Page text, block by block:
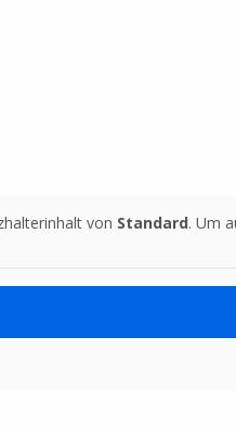
von Standard. Um